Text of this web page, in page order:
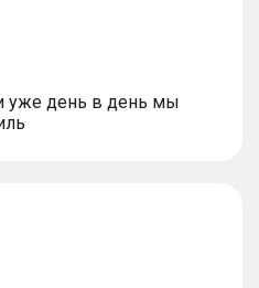
уже день в день мы